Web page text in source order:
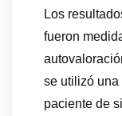
Los
fueron
se utilizó una
paciente de